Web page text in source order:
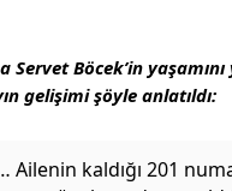
Servet Böcek’in
gelişimi şöyle anlatıldı:
Ailenin kaldığı 201